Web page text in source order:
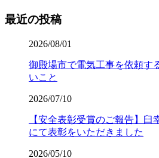
最近の投稿
2026/08/01
御殿場市で電気工事を依頼す
いこと
2026/07/10
【安全表彰受賞のご報告】
にて表彰をいただきました
2026/05/10